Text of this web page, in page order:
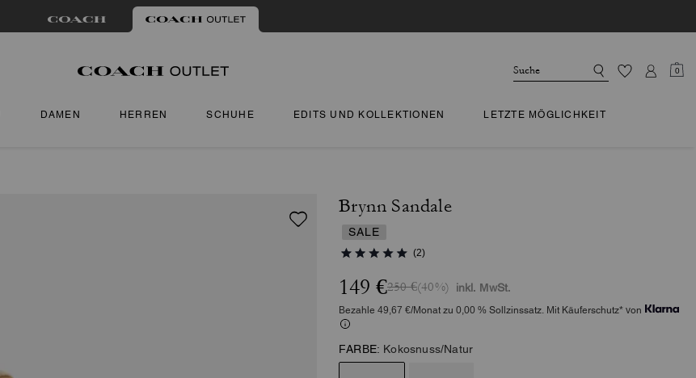
0
DAMEN HERREN SCHUHE EDITS UND KOLLEKTIONEN LETZTE MÖGLICHKEIT
Brynn Sandale
SALE
(2)
149 €250 €(40%) inkl. MwSt.
Bezahle 49,67 €/Monat zu 0,00 % Sollzinssatz. Mit Käuferschutz* von
FARBE: Kokosnuss/Natur